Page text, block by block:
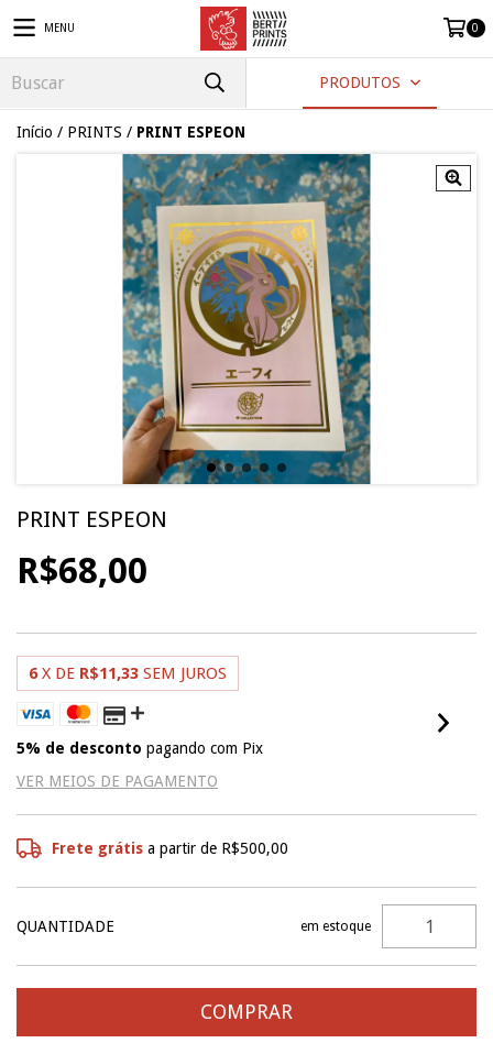
MENU 0
PRODUTOS
Início / PRINTS / PRINT ESPEON
PRINT ESPEON
R$68,00
6 X DE R$11,33 SEM JUROS
5% de desconto pagando com Pix
VER MEIOS DE PAGAMENTO
Frete grátis a partir de R$500,00
QUANTIDADE em estoque